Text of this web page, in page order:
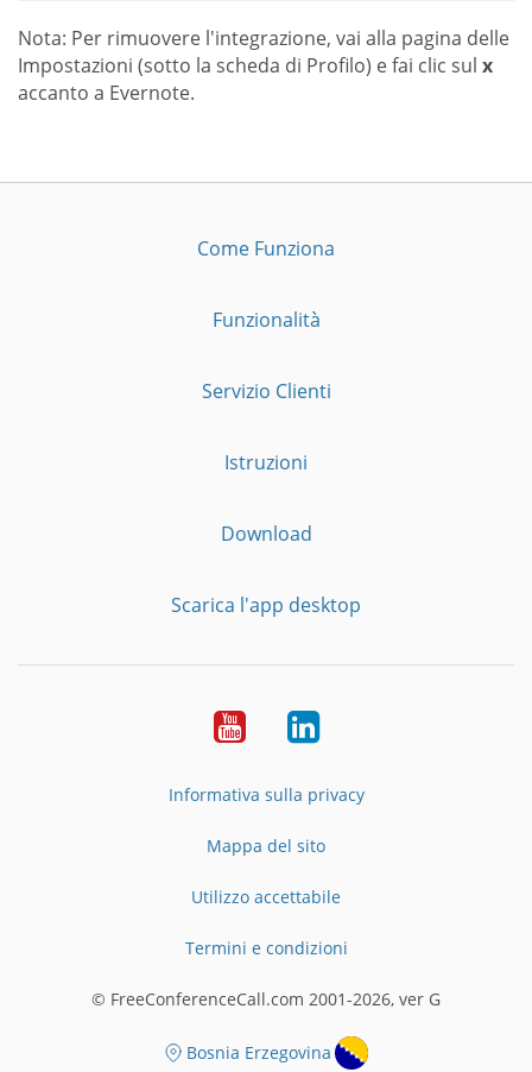
Nota: Per rimuovere l'integrazione, vai alla pagina delle
Impostazioni (sotto la scheda di Profilo) e fai clic sul x
accanto a Evernote.
Come Funziona
Funzionalità
Servizio Clienti
Istruzioni
Download
Scarica l'app desktop
YouTubeLinkedIn
Informativa sulla privacy
Mappa del sito
Utilizzo accettabile
Termini e condizioni
© FreeConferenceCall.com 2001-2026, ver G
Bosnia Erzegovina